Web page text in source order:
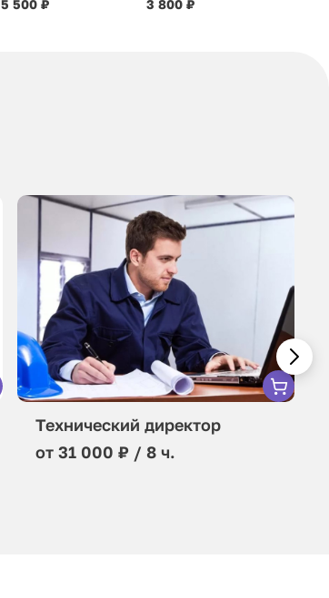
5 500 ₽
3 800 ₽
Технический директор
от 31 000 ₽ / 8 ч.